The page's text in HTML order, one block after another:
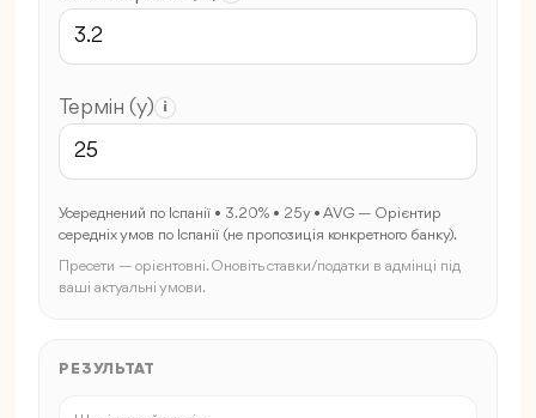
Термін (y) i
Усереднений по Іспанії • 3.20% • 25y • AVG — Орієнтир
середніх умов по Іспанії (не пропозиція конкретного банку).
Пресети — орієнтовні. Оновіть ставки/податки в адмінці під
ваші актуальні умови.
РЕЗУЛЬТАТ